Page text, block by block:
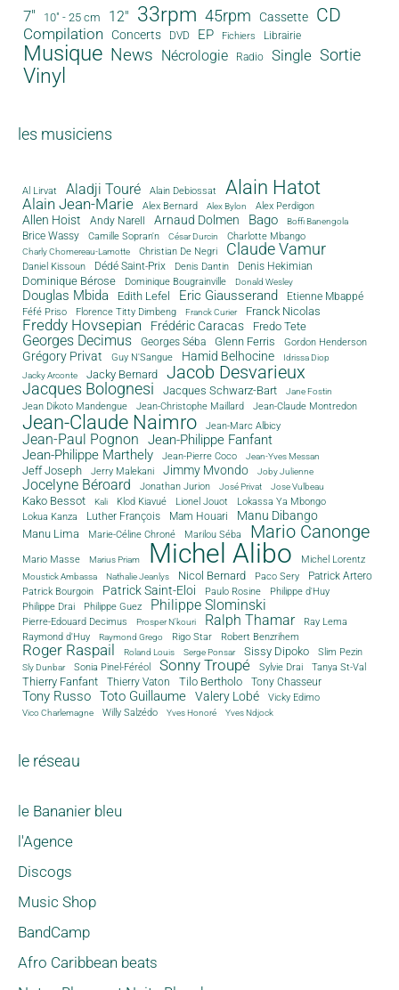
7" 10" - 25 cm 12" 33rpm 45rpm Cassette CD
Compilation Concerts DVD EP Fichiers Librairie
Musique News Nécrologie Radio Single Sortie
Vinyl
les musiciens
Al Lirvat Aladji Touré Alain Debiossat Alain Hatot
Alain Jean-Marie Alex Bernard Alex Bylon Alex Perdigon
Allen Hoist Andy Narell Arnaud Dolmen Bago Boffi Banengola
Brice Wassy Camille Sopran'n César Durcin Charlotte Mbango
Charly Chomereau-Lamotte Christian De Negri Claude Vamur
Daniel Kissoun Dédé Saint-Prix Denis Dantin Denis Hekimian
Dominique Bérose Dominique Bougrainville Donald Wesley
Douglas Mbida Edith Lefel Eric Giausserand Etienne Mbappé
Féfé Priso Florence Titty Dimbeng Franck Curier Franck Nicolas
Freddy Hovsepian Frédéric Caracas Fredo Tete
Georges Decimus Georges Séba Glenn Ferris Gordon Henderson
Grégory Privat Guy N'Sangue Hamid Belhocine
Idrissa Diop
Jacky Arconte
Jacky Bernard Jacob Desvarieux
Jacques Bolognesi Jacques Schwarz-Bart Jane Fostin
Jean Dikoto Mandengue Jean-Christophe Maillard Jean-Claude Montredon
Jean-Claude Naimro Jean-Marc Albicy
Jean-Paul Pognon
Jean-Philippe Fanfant
Jean-Philippe Marthely
Jean-Pierre Coco Jean-Yves Messan
Jeff Joseph Jerry Malekani Jimmy Mvondo Joby Julienne
Jocelyne Béroard Jonathan Jurion José Privat Jose Vulbeau
Kako Bessot Kali Klod Kiavué Lionel Jouot
Lokassa Ya Mbongo
Lokua Kanza
Luther François Mam Houari Manu Dibango
Manu Lima Marie-Céline Chroné Marilou Séba Mario Canonge
Mario Masse Marius Priam Michel Alibo Michel Lorentz
Moustick Ambassa Nathalie Jeanlys Nicol Bernard Paco Sery
Patrick Artero
Patrick Bourgoin
Patrick Saint-Eloi Paulo Rosine
Philippe d'Huy
Philippe Drai
Philippe Guez Philippe Slominski
Pierre-Edouard Decimus Prosper N'kouri Ralph Thamar
Ray Lema
Raymond d'Huy
Raymond Grego Rigo Star Robert Benzrihem
Roger Raspail Roland Louis Serge Ponsar Sissy Dipoko Slim Pezin
Sly Dunbar Sonia Pinel-Féréol Sonny Troupé Sylvie Drai Tanya St-Val
Thierry Fanfant Thierry Vaton Tilo Bertholo Tony Chasseur
Tony Russo Toto Guillaume Valery Lobé Vicky Edimo
Vico Charlemagne Willy Salzédo Yves Honoré Yves Ndjock
le réseau
le Bananier bleu
l'Agence
Discogs
Music Shop
BandCamp
Afro Caribbean beats